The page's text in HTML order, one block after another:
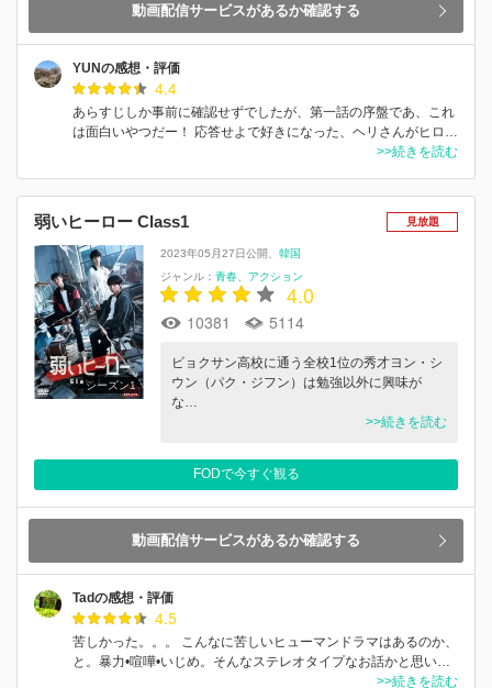
動画配信サービスがあるか確認する
YUNの感想・評価
4.4
あらすじしか事前に確認せずでしたが、第一話の序盤であ、これ
は面白いやつだー！ 応答せよで好きになった、ヘリさんがヒロ…
>>続きを読む
弱いヒーロー Class1 見放題
シーズン1
2023年05月27日公開
韓国
ジャンル： 青春 アクション
4.0
10381 5114
ビョクサン高校に通う全校1位の秀才ヨン・シ
ウン（パク・ジフン）は勉強以外に興味が
な…
>>続きを読む
FODで今すぐ観る
動画配信サービスがあるか確認する
Tadの感想・評価
4.5
苦しかった。。。 こんなに苦しいヒューマンドラマはあるのか、
と。暴力•喧嘩•いじめ。そんなステレオタイプなお話かと思い…
>>続きを読む